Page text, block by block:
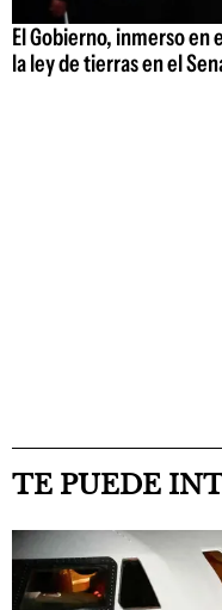
El Gobierno, inmerso en
la ley de tierras en el
TE PUEDE